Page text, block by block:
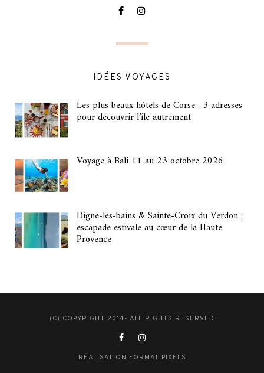
IDÉES VOYAGES
Les plus beaux hôtels de Corse : 3 adresses
pour découvrir l’île autrement
Voyage à Bali 11 au 23 octobre 2026
Digne-les-bains & Sainte-Croix du Verdon :
escapade estivale au cœur de la Haute
Provence
(C) COPYRIGHT 2014- ALL RIGHTS RESERVED
RÉALISATION FORMAT PIXELS